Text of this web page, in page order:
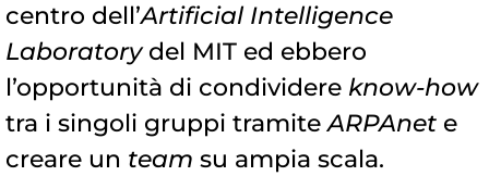
centro dell’Artificial Intelligence
Laboratorydel MIT ed ebbero
l’opportunità di condividere know-how
tra i singoli gruppi tramiteARPAnet e
creare un team su ampia scala.